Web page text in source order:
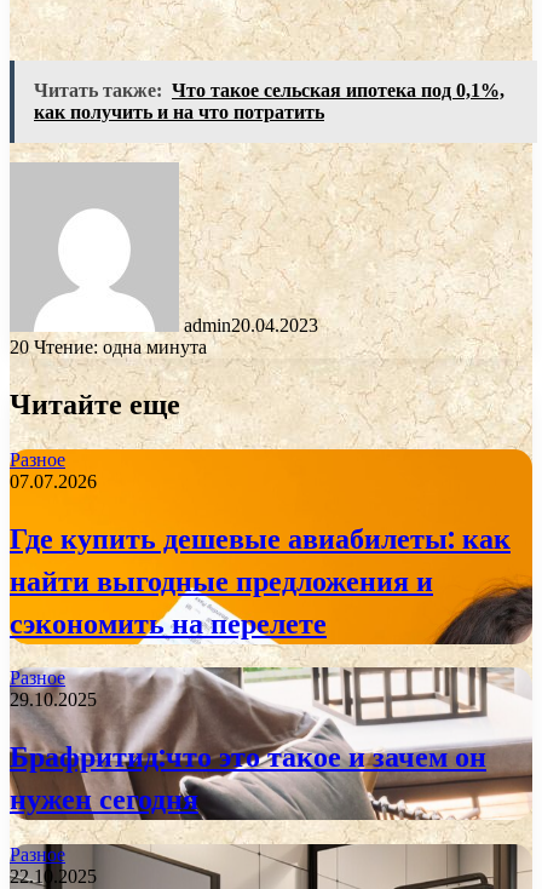
Читать также: Что такое сельская ипотека под 0,1%,
как получить и на что потратить
admin20.04.2023
20Чтение: одна минута
Читайте еще
Разное
07.07.2026
Где купить дешевые авиабилеты: как
найти выгодные предложения и
сэкономить на перелете
Разное
29.10.2025
Брафритид:что это такое и зачем он
нужен сегодня
Разное
22.10.2025